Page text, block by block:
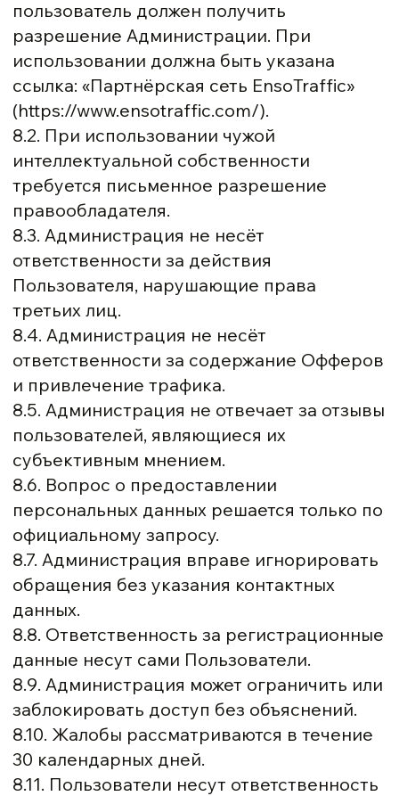
пользователь должен получить
разрешение Администрации. При
использовании должна быть указана
ссылка: «Партнёрская сеть EnsoTraffic»
(https://www.ensotraffic.com/).
8.2. При использовании чужой
интеллектуальной собственности
требуется письменное разрешение
правообладателя.
8.3. Администрация не несёт
ответственности за действия
Пользователя, нарушающие права
третьих лиц.
8.4. Администрация не несёт
ответственности за содержание Офферов
и привлечение трафика.
8.5. Администрация не отвечает за отзывы
пользователей, являющиеся их
субъективным мнением.
8.6. Вопрос о предоставлении
персональных данных решается только по
официальному запросу.
8.7. Администрация вправе игнорировать
обращения без указания контактных
данных.
8.8. Ответственность за регистрационные
данные несут сами Пользователи.
8.9. Администрация может ограничить или
заблокировать доступ без объяснений.
8.10. Жалобы рассматриваются в течение
30 календарных дней.
8.11. Пользователи несут ответственность